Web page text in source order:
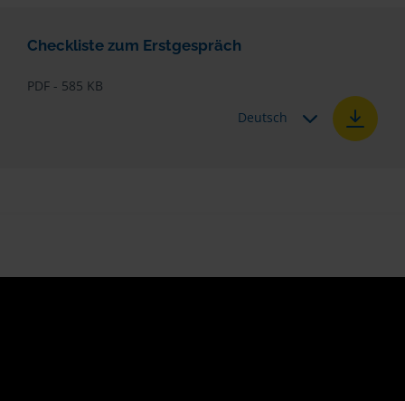
Checkliste zum Erstgespräch
PDF - 585 KB
Deutsch